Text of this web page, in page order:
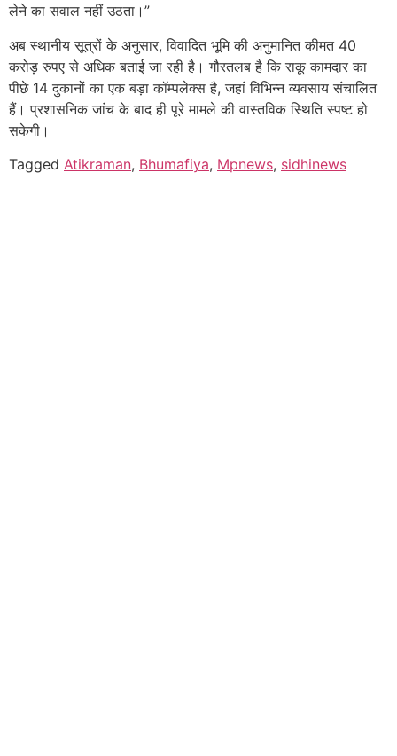
लेने का सवाल नहीं उठता।”
अब स्थानीय सूत्रों के अनुसार, विवादित भूमि की अनुमानित कीमत 40
करोड़ रुपए से अधिक बताई जा रही है। गौरतलब है कि राकू कामदार का
पीछे 14 दुकानों का एक बड़ा कॉम्पलेक्स है, जहां विभिन्न व्यवसाय संचालित
हैं। प्रशासनिक जांच के बाद ही पूरे मामले की वास्तविक स्थिति स्पष्ट हो
सकेगी।
Tagged Atikraman, Bhumafiya, Mpnews, sidhinews